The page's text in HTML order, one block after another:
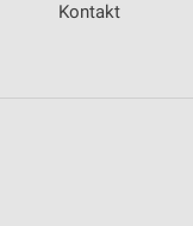
Kontakt